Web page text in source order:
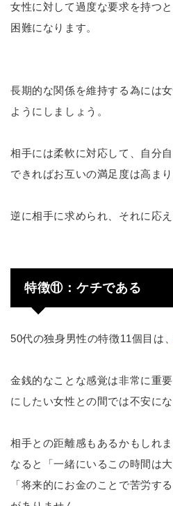
女性に対して過度な要求を持つ
困難になります。
長期的な関係を維持する為には
ようにしましょう。
相手には柔軟に対応して、自分
できればお互いの満足度は高まり
逆に相手に求められ、それに応
特徴⑪：ケチである
50代の独身男性の特徴11個目は
金銭的なことな感覚は非常に重
にしたい女性との間では不安に
相手との距離感もあるかもしれ
なると「一緒にいるこの時間は
「将来的にお金のことで苦労す